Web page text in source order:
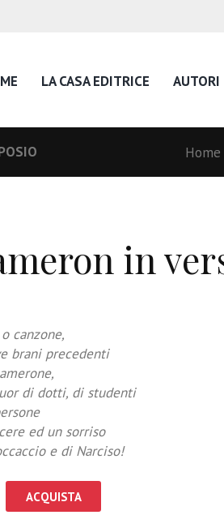
LA CASA EDITRICE AUTORI
Home
in
canzone,
brani precedenti
di dotti, di studenti
ed un sorriso
e di Narciso!
ACQUISTA